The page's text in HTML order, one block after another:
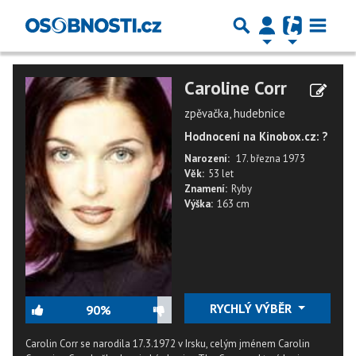
90%
Caroline Corr
zpěvačka, hudebnice
Hodnocení na Kinobox.cz: ?
Narození: 17. března 1973
Věk: 53 let
Znamení: Ryby
Výška: 163 cm
RYCHLÝ VÝBĚR
Carolin Corr se narodila 17.3.1972 v Irsku, celým jménem Carolin